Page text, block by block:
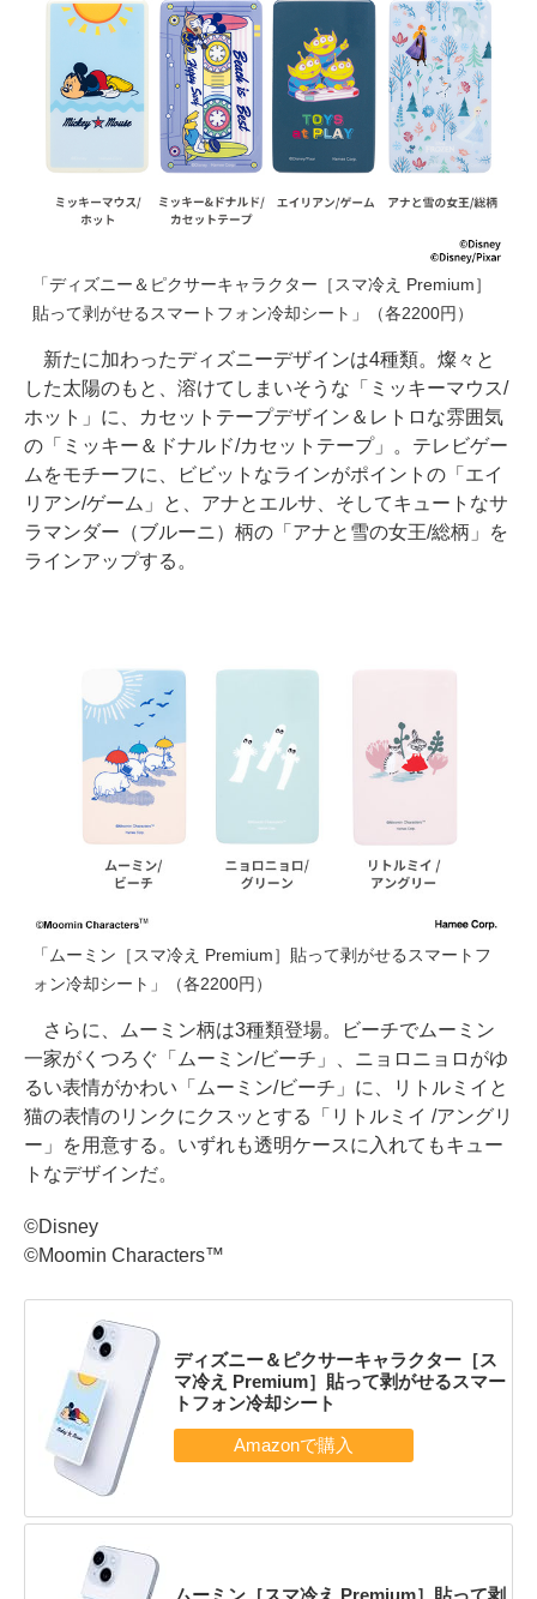
「ディズニー＆ピクサーキャラクター［スマ冷え Premium］
貼って剥がせるスマートフォン冷却シート」（各2200円）
新たに加わったディズニーデザインは4種類。燦々と
した太陽のもと、溶けてしまいそうな「ミッキーマウス/
ホット」に、カセットテープデザイン＆レトロな雰囲気
の「ミッキー＆ドナルド/カセットテープ」。テレビゲー
ムをモチーフに、ビビットなラインがポイントの「エイ
リアン/ゲーム」と、アナとエルサ、そしてキュートなサ
ラマンダー（ブルーニ）柄の「アナと雪の女王/総柄」を
ラインアップする。
「ムーミン［スマ冷え Premium］貼って剥がせるスマートフ
ォン冷却シート」（各2200円）
さらに、ムーミン柄は3種類登場。ビーチでムーミン
一家がくつろぐ「ムーミン/ビーチ」、ニョロニョロがゆ
るい表情がかわい「ムーミン/ビーチ」に、リトルミイと
猫の表情のリンクにクスッとする「リトルミイ /アングリ
ー」を用意する。いずれも透明ケースに入れてもキュー
トなデザインだ。
©Disney
©Moomin Characters™
ディズニー＆ピクサーキャラクター［ス
マ冷え Premium］貼って剥がせるスマー
トフォン冷却シート
ムーミン［スマ冷え Premium］貼って剥